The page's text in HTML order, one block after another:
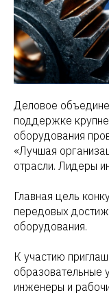
Деловое
поддержке
оборудования
«Лучшая
отрасли. Лидеры
Главная цель
передовых
оборудования.
К участию
образовательные
инженеры и